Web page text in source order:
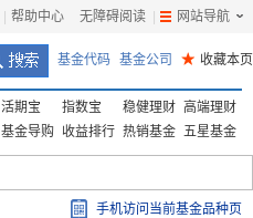
帮助中心 无障碍阅读 网站导航
基金代码 基金公司 ★ 收藏本页
活期宝 指数宝 稳健理财 高端理财
基金导购 收益排行 热销基金 五星基金
手机访问当前基金品种页